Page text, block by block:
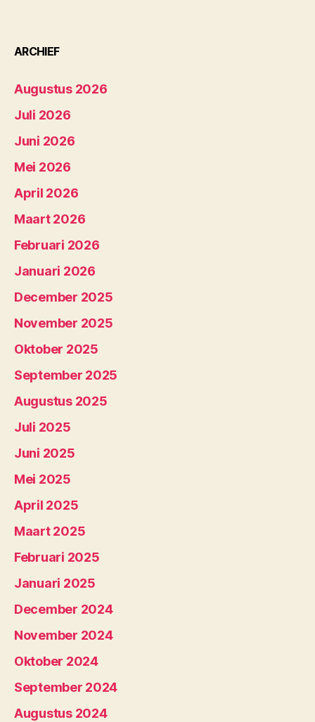
ARCHIEF
Augustus 2026
Juli 2026
Juni 2026
Mei 2026
April 2026
Maart 2026
Februari 2026
Januari 2026
December 2025
November 2025
Oktober 2025
September 2025
Augustus 2025
Juli 2025
Juni 2025
Mei 2025
April 2025
Maart 2025
Februari 2025
Januari 2025
December 2024
November 2024
Oktober 2024
September 2024
Augustus 2024